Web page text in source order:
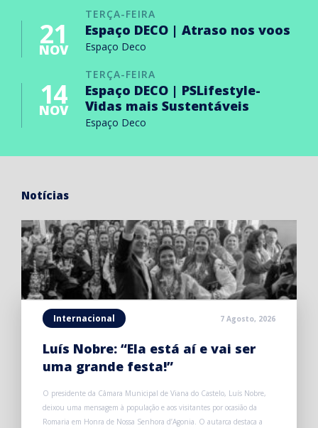
TERÇA-FEIRA
21
NOV
Espaço DECO | Atraso nos voos
Espaço Deco
TERÇA-FEIRA
14
NOV
Espaço DECO | PSLifestyle-
Vidas mais Sustentáveis
Espaço Deco
Notícias
Internacional 7 Agosto, 2026
Luís Nobre: “Ela está aí e vai ser
uma grande festa!”
O presidente da Câmara Municipal de Viana do Castelo, Luís Nobre,
deixou uma mensagem à população e aos visitantes por ocasião da
Romaria em Honra de Nossa Senhora d’Agonia. O autarca destaca a